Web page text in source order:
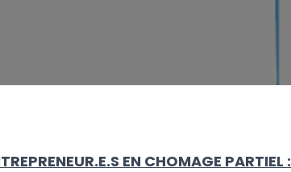
EN CHOMAGE PARTIEL :